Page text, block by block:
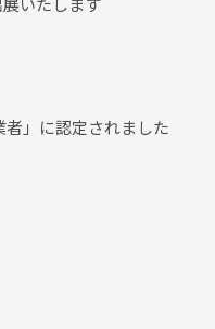
」に認定されました